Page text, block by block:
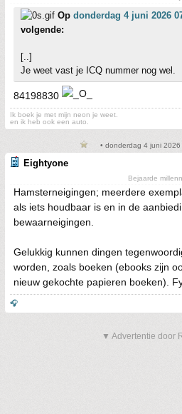
Op donderdag 4 juni 2026
volgende:
[..]
Je weet vast je ICQ nummer nog wel.
84198830
Ik boek je met mijn neon je weet.
en ik heb ook een auto.
• donderdag 4 juni 2026
Eightyone
Bejaarde
Hamsterneigingen; meerdere
als iets houdbaar is en in de
bewaarneigingen.
Gelukkig kunnen dingen
worden, zoals boeken (ebooks zijn
nieuw gekochte papieren boeken).
🎧
▼ Advertentie door